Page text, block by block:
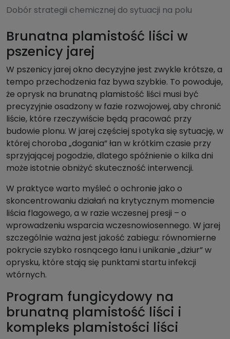
Dobór strategii chemicznej do sytuacji na polu
Brunatna plamistość liści w
pszenicy jarej
W pszenicy jarej okno decyzyjne jest zwykle krótsze, a
tempo przechodzenia faz bywa szybkie. To powoduje,
że oprysk na brunatną plamistość liści musi być
precyzyjnie osadzony w fazie rozwojowej, aby chronić
liście, które rzeczywiście będą pracować przy
budowie plonu. W jarej częściej spotyka się sytuację, w
której choroba „dogania” łan w krótkim czasie przy
sprzyjającej pogodzie, dlatego spóźnienie o kilka dni
może istotnie obniżyć skuteczność interwencji.
W praktyce warto myśleć o ochronie jako o
skoncentrowaniu działań na krytycznym momencie
liścia flagowego, a w razie wczesnej presji – o
wprowadzeniu wsparcia wczesnowiosennego. W jarej
szczególnie ważna jest jakość zabiegu: równomierne
pokrycie szybko rosnącego łanu i unikanie „dziur” w
oprysku, które stają się punktami startu infekcji
wtórnych.
Program fungicydowy na
brunatną plamistość liści i
kompleks plamistości liści